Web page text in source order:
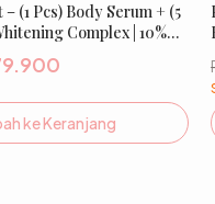
(1 Pcs) Body Serum + (5
Complex | 10%
Acid, Cysteamine
ke Keranjang